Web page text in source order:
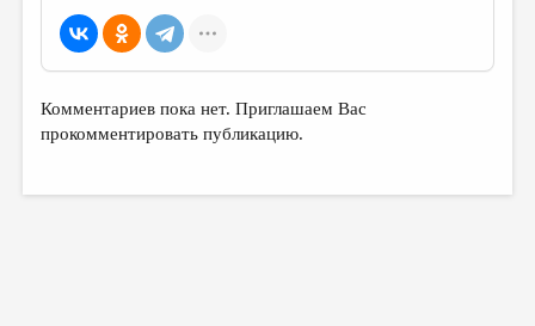
ЦИКЛЫ ПУБЛИКАЦИЙ
МЕДИА
Комментариев пока нет. Приглашаем Вас
прокомментировать публикацию.